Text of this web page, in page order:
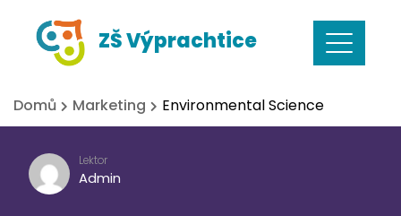
content
ZŠ Výprachtice
Domů Marketing Environmental Science
Lektor
Admin